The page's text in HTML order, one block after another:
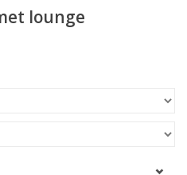
lounge